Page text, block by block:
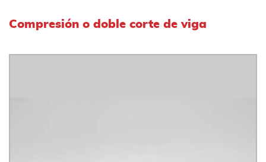
Compresión o doble corte de viga